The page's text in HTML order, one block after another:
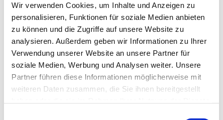
Wir verwenden Cookies, um Inhalte und Anzeigen zu
personalisieren, Funktionen für soziale Medien anbieten
zu können und die Zugriffe auf unsere Website zu
analysieren. Außerdem geben wir Informationen zu Ihrer
Verwendung unserer Website an unsere Partner für
soziale Medien, Werbung und Analysen weiter. Unsere
Partner führen diese Informationen möglicherweise mit
weiteren Daten zusammen, die Sie ihnen bereitgestellt